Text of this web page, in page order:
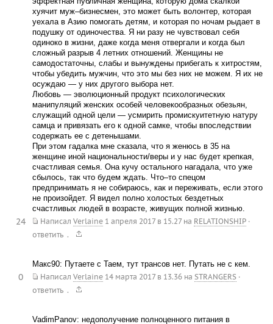
хуячит муж–бизнесмен, это может быть волонтер, которая
уехала в Азию помогать детям, и которая по ночам рыдает в
подушку от одиночества. Я ни разу не чувствовал себя
одиноко в жизни, даже когда меня отвергали и когда был
сложный разрыв 4 летних отношений. Женщины не
самодостаточны, слабы и вынуждены прибегать к хитростям,
чтобы убедить мужчин, что это мы без них не можем. Я их не
осуждаю — у них другого выбора нет.
Любовь — эволюционный продукт психологических
манипуляций женских особей человекообразных обезьян,
служащий одной цели — усмирить промискуитетную натуру
самца и привязать его к одной самке, чтобы впоследствии
содержать ее с детенышами.
При этом гадалка мне сказала, что я женюсь в 35 на
женщине иной национальности/веры и у нас будет крепкая,
счастливая семья. Она кучу остального нагадала, что уже
сбылось, так что будем ждать. Что–то спецом
предпринимать я не собираюсь, как и переживать, если этого
не произойдет. Я видел полно холостых бездетных
счастливых людей в возрасте, живущих полной жизнью.
Написал Verlaine 1 апреля 2017 в 15.27на RELATIONSHIP ·
ответить .
24
Макс90: Путаете с Таем, тут трансов нет. Путать не с кем.
Написал Verlaine 14 марта 2017 в 13.36на STRANGERS ·
ответить .
0
VadimPanov: недополучение полноценного питания в